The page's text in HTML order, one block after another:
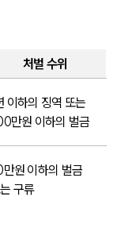
처벌 수위
이하의 징역 또는
만원 이하의 벌금
원 이하의 벌금
구류